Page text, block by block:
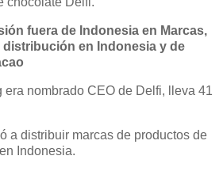
fuera de Indonesia en Marcas,
en Indonesia y de
era nombrado CEO de Delfi, lleva 41
a distribuir marcas de productos de
Indonesia.